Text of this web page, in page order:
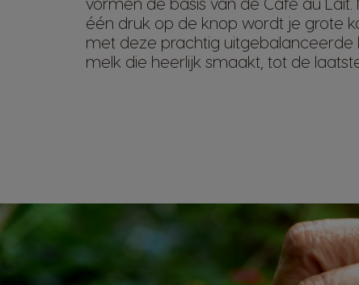
één druk op de knop wordt je grote
met deze prachtig
melk die heerlijk smaakt, tot de